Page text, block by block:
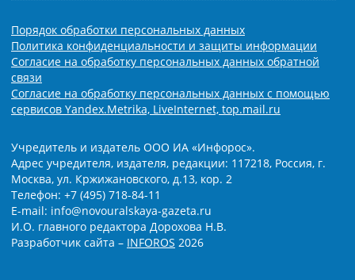
Порядок обработки персональных данных
Политика конфиденциальности и защиты информации
Согласие на обработку персональных данных обратной
связи
Согласие на обработку персональных данных с помощью
сервисов Yandex.Metrika, LiveInternet, top.mail.ru
Учредитель и издатель ООО ИА «Инфорос».
Адрес учредителя, издателя, редакции: 117218, Россия, г.
Москва, ул. Кржижановского, д.13, кор. 2
Телефон: +7 (495) 718-84-11
E-mail: info@novouralskaya-gazeta.ru
И.О. главного редактора Дорохова Н.В.
Разработчик сайта – INFOROS 2026